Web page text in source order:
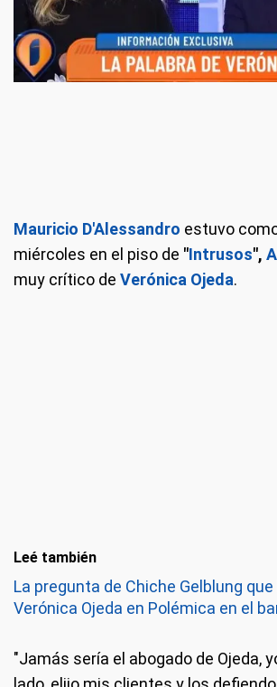
Mauricio D'Alessandro estuvo
miércoles en el piso de "Intrusos",
muy crítico de Verónica Ojeda.
Leé también
La pregunta de Chiche Gelblung
Verónica Ojeda en Polémica en el
"Jamás sería el abogado de Ojeda,